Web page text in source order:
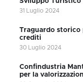
31 Luglio 2024
Traguardo storico
crediti
30 Luglio 2024
Confindustria
per la